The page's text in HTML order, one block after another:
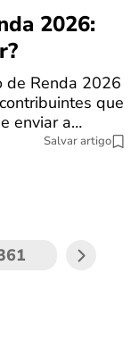
2026:
de Renda 2026
que
enviar a…
Salvar artigo